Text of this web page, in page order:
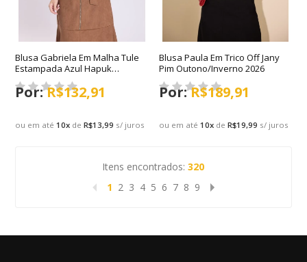
Blusa Gabriela Em Malha Tule
Estampada Azul Hapuk
Outono/Inverno 2026
ou em até10x deR$13,99 s/ juros
R$132,91
Blusa Paula Em Trico Off Jany
Pim Outono/Inverno 2026
ou em até10x deR$19,99 s/ juros
R$189,91
Itens encontrados:320
1 2 3 4 5 6 7 8 9